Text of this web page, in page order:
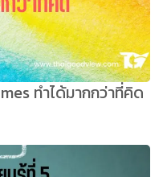
ทำได้มากกว่าที่คิด